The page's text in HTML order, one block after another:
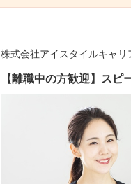
株式会社アイスタイルキャリ
【離職中の方歓迎】ス